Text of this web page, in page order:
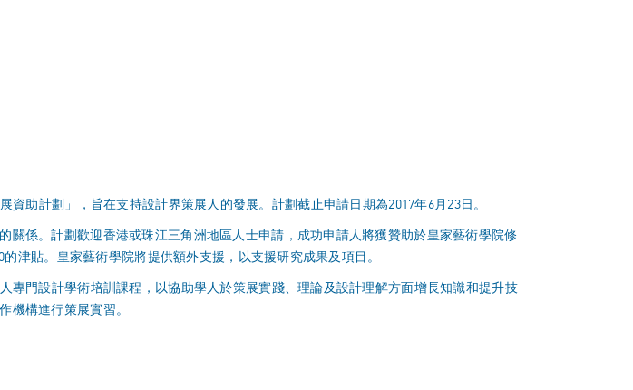
助計劃」，旨在支持設計界策展人的發展。計劃截止申請日期為2017年6月23日。
係。計劃歡迎香港或珠江三角洲地區人士申請，成功申請人將獲贊助於皇家藝術學院修
津貼。皇家藝術學院將提供額外支援，以支援研究成果及項目。
門設計學術培訓課程，以協助學人於策展實踐、理論及設計理解方面增長知識和提升技
機構進行策展實習。